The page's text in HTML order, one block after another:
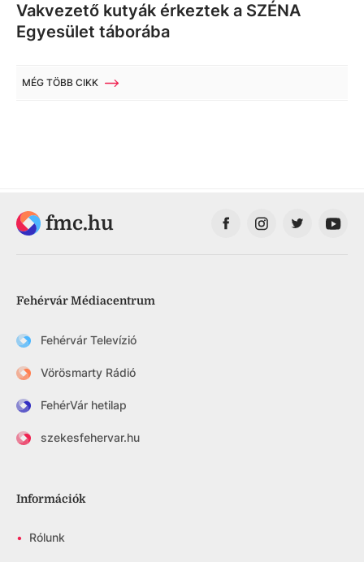
Vakvezető kutyák érkeztek a SZÉNA
Egyesület táborába
MÉG TÖBB CIKK
fmc.hu
Fehérvár Médiacentrum
Fehérvár Televízió
Vörösmarty Rádió
FehérVár hetilap
szekesfehervar.hu
Információk
• Rólunk